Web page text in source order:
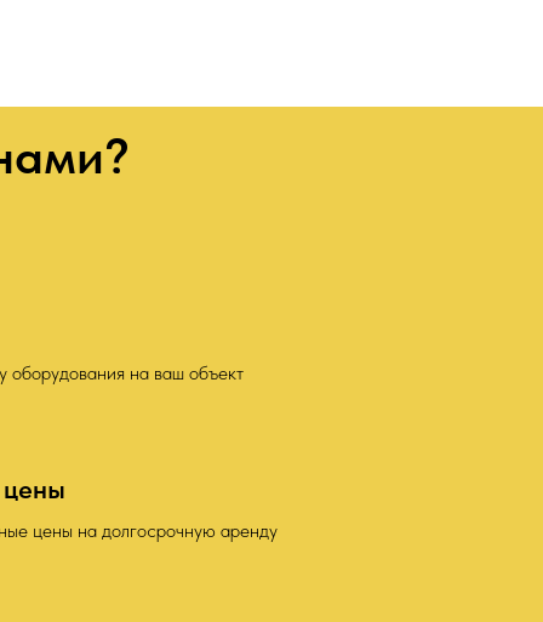
оборудования на ваш объект
цены на долгосрочную аренду